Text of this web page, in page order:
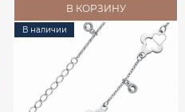
В КОРЗИНУ
В наличии